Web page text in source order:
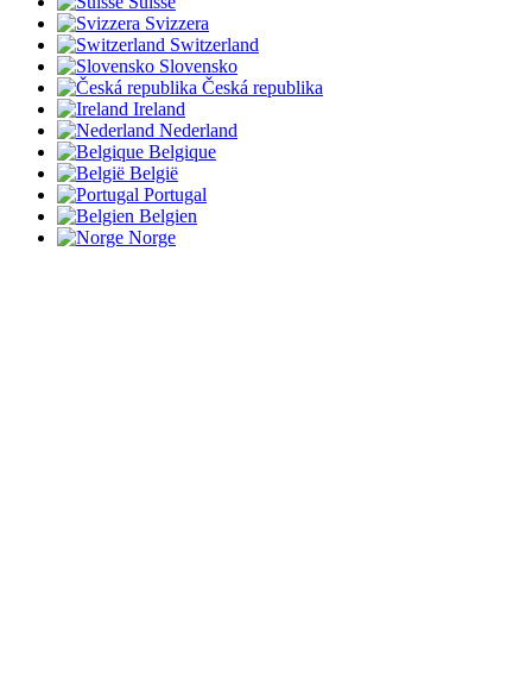
Svizzera
Switzerland
Slovensko
Česká republika
Ireland
Nederland
Belgique
België
Portugal
Belgien
Norge